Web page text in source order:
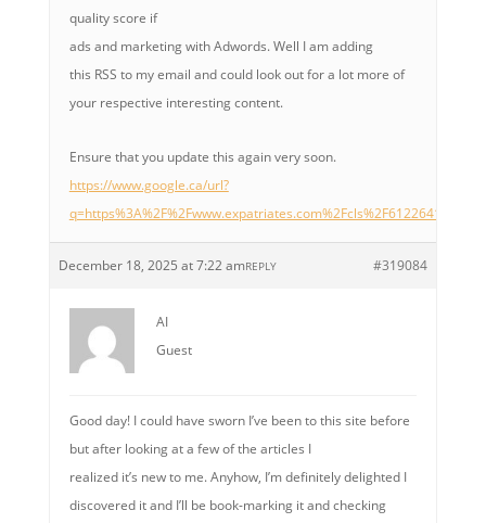
quality score if
ads and marketing with Adwords. Well I am adding
this RSS to my email and could look out for a lot more of
your respective interesting content.
Ensure that you update this again very soon.
https://www.google.ca/url?
December 18, 2025 at 7:22 am #319084
REPLY
AI
Guest
Good day! I could have sworn I’ve been to this site before
but after looking at a few of the articles I
realized it’s new to me. Anyhow, I’m definitely delighted I
discovered it and I’ll be book-marking it and checking